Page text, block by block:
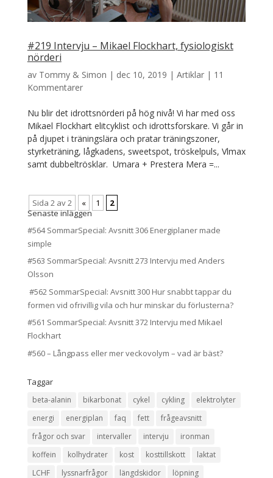
#219 Intervju – Mikael Flockhart, fysiologiskt
nörderi
av Tommy & Simon | dec 10, 2019 | Artiklar| 11
Kommentarer
Nu blir det idrottsnörderi på hög nivå! Vi har med oss
Mikael Flockhart elitcyklist och idrottsforskare. Vi går in
på djupet i träningslära och pratar träningszoner,
styrketräning, lågkadens, sweetspot, tröskelpuls, Vlmax
samt dubbeltrösklar. Umara + Prestera Mera =...
Sida 2 av 2 « 1
2
Senaste inläggen
#564 SommarSpecial: Avsnitt 306 Energiplaner made
simple
#563 SommarSpecial: Avsnitt 273 Intervju med Anders
Olsson
#562 SommarSpecial: Avsnitt 300 Hur snabbt tappar du
formen vid ofrivillig vila och hur minskar du förlusterna?
#561 SommarSpecial: Avsnitt 372 Intervju med Mikael
Flockhart
#560 – Långpass eller mer veckovolym – vad är bäst?
Taggar
beta-alanin bikarbonat cykel cykling
elektrolyter
energi
energiplan faq fett
frågeavsnitt
frågor och svar
intervaller intervju
ironman
koffein
kolhydrater kost kosttillskott
laktat
LCHF
lyssnarfrågor längdskidor löpning